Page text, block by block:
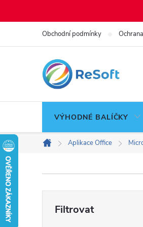
Obchodní podmínky
VÝHODNÉ BALÍČKY
Domů
Aplikace Office
P